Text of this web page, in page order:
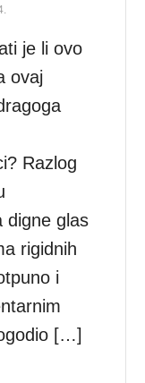
je li ovo
ovaj
Razlog
digne glas
rigidnih
i
[…]